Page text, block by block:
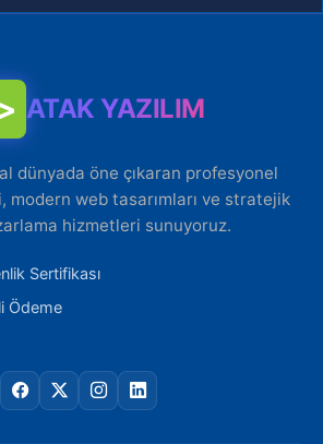
ATAK YAZILIM
dünyada öne çıkaran profesyonel
modern web tasarımları ve stratejik
hizmetleri sunuyoruz.
Sertifikası
Ödeme